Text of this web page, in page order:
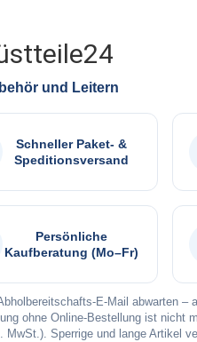
und Leitern
Schneller Paket- &
Speditionsversand
Persönliche
Kaufberatung (Mo–Fr)
E-Mail abwarten –
ohne Online-Bestellung ist nicht
Sperrige und lange Artikel